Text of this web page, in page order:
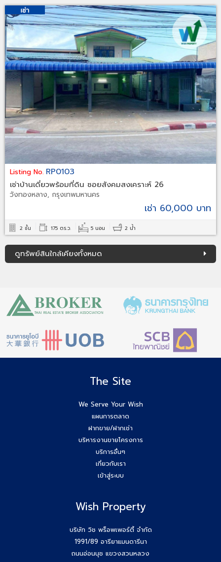
Listing No. RP0103
เช่าบ้านเดี่ยวพร้อมที่ดิน ซอยสังคมสงเคราะห์ 26
วังทองหลาง, กรุงเทพมหานคร
เช่า 60,000 บาท
2 ชั้น 175 ตร.ว. 5 นอน 2 น้ำ
ดูทรัพย์สินใกล้เคียงทั้งหมด
The Site
We Serve Your Wish
แผนการตลาด
ฝากขาย/ฝากเช่า
บริหารงานขายโครงการ
บริการอื่นๆ
เกี่ยวกับเรา
เข้าสู่ระบบ
Wish Property
บริษัท วิช พร็อพเพอร์ตี้ จำกัด
1991/89 อารียาแมนดารีนา
ถนนอ่อนนุช แขวงสวนหลวง